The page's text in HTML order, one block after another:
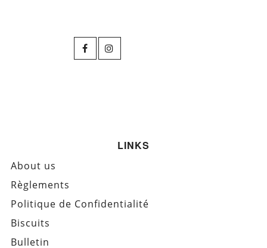
LINKS
About us
Règlements
Politique de Confidentialité
Biscuits
Bulletin